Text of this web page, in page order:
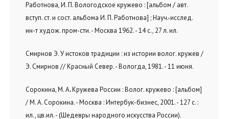
Работнова, И. П. Вологодское кружево : [альбом / авт.
вступ. ст. и сост. альбома И. П. Работнова] ; Науч.-исслед.
ин-т худож. пром-сти. - Москва 1962. - 14 с., 27 л. ил.
Смирнов Э. У истоков традиции : из истории волог. кружев /
Э. Смирнов // Красный Север. - Вологда, 1981. - 11 июня.
Сорокина, М. А.Кружева России : Волог. кружево : [альбом]
/ М. А. Сорокина. - Москва : Интербук-бизнес, 2001. - 127 с. :
ил., цв.ил. - (Шедевры народного искусства России).